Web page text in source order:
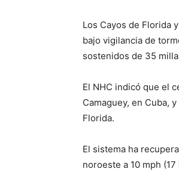
Los Cayos de Florida
bajo vigilancia de
sostenidos de 35
El NHC indicó que el
Camaguey, en Cuba,
Florida.
El sistema ha
noroeste a 10 mph (17